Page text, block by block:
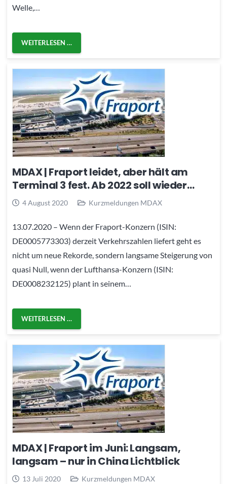
Welle,…
WEITERLESEN …
MDAX | Fraport leidet, aber hält am
Terminal 3 fest. Ab 2022 soll wieder…
4 August 2020 Kurzmeldungen MDAX
13.07.2020 – Wenn der Fraport-Konzern (ISIN:
DE0005773303) derzeit Verkehrszahlen liefert geht es
nicht um neue Rekorde, sondern langsame Steigerung von
quasi Null, wenn der Lufthansa-Konzern (ISIN:
DE0008232125) plant in seinem…
WEITERLESEN …
MDAX | Fraport im Juni: Langsam,
langsam – nur in China Lichtblick
13 Juli 2020 Kurzmeldungen MDAX